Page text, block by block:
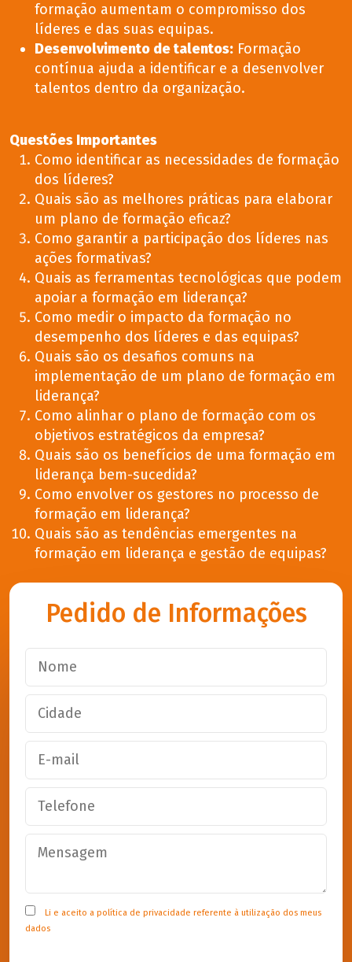
formação aumentam o compromisso dos
líderes e das suas equipas.
Desenvolvimento de talentos: Formação
contínua ajuda a identificar e a desenvolver
talentos dentro da organização.
Questões Importantes
Como identificar as necessidades de formação
dos líderes?
Quais são as melhores práticas para elaborar
um plano de formação eficaz?
Como garantir a participação dos líderes nas
ações formativas?
Quais as ferramentas tecnológicas que podem
apoiar a formação em liderança?
Como medir o impacto da formação no
desempenho dos líderes e das equipas?
Quais são os desafios comuns na
implementação de um plano de formação em
liderança?
Como alinhar o plano de formação com os
objetivos estratégicos da empresa?
Quais são os benefícios de uma formação em
liderança bem-sucedida?
Como envolver os gestores no processo de
formação em liderança?
Quais são as tendências emergentes na
formação em liderança e gestão de equipas?
Pedido de Informações
Li e aceito a política de privacidade referente à utilização dos meus
dados